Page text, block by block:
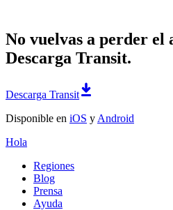
No vuelvas a perder el
Descarga Transit.
Descarga Transit
Disponible en iOS y Android
Hola
Regiones
Blog
Prensa
Ayuda